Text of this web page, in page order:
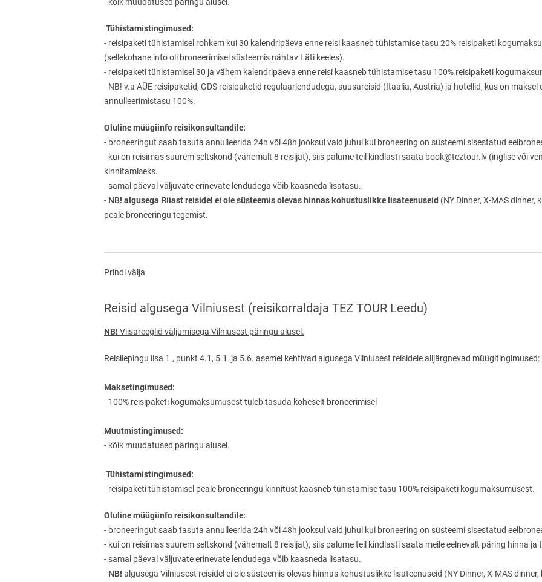
Tühistamistingimused:
- reisipaketi tühistamisel rohkem kui 30 kalendripäeva enne reisi kaasneb tühistamise tasu 20% reisipaketi
(sellekohane info oli broneerimisel süsteemis nähtav Läti keeles).
- reisipaketi tühistamisel 30 ja vähem kalendripäeva enne reisi kaasneb tühistamise tasu 100% reisipaketi
- NB! v.a AÜE reisipaketid, GDS reisipaketid regulaarlendudega, suusareisid (Itaalia, Austria) ja hotellid, kus on
annulleerimistasu 100%.
Oluline müügiinfo reisikonsultandile:
- broneeringut saab tasuta annulleerida 24h või 48h jooksul vaid juhul kui broneering on süsteemi sisestatud
- kui on reisimas suurem seltskond (vähemalt 8 reisijat), siis palume teil kindlasti saata book@teztour.lv (inglise või
kinnitamiseks.
- samal päeval väljuvate erinevate lendudega võib kaasneda lisatasu.
- NB! algusega Riiast reisidel ei ole süsteemis olevas hinnas kohustuslikke lisateenuseid (NY Dinner, X-MAS
peale broneeringu tegemist.
Prindi välja
Reisid algusega Vilniusest (reisikorraldaja TEZ TOUR Leedu)
NB! Viisareeglid väljumisega Vilniusest päringu alusel.
Reisilepingu lisa 1., punkt 4.1, 5.1 ja 5.6. asemel kehtivad algusega Vilniusest reisidele alljärgnevad müügitingimused:
Maksetingimused:
- 100% reisipaketi kogumaksumusest tuleb tasuda koheselt broneerimisel
Muutmistingimused:
- kõik muudatused päringu alusel.
Tühistamistingimused:
- reisipaketi tühistamisel peale broneeringu kinnitust kaasneb tühistamise tasu 100% reisipaketi kogumaksumusest.
Oluline müügiinfo reisikonsultandile:
- broneeringut saab tasuta annulleerida 24h või 48h jooksul vaid juhul kui broneering on süsteemi sisestatud
- kui on reisimas suurem seltskond (vähemalt 8 reisijat), siis palume teil kindlasti saata meile eelnevalt päring hinna ja
- samal päeval väljuvate erinevate lendudega võib kaasneda lisatasu.
- NB! algusega Vilniusest reisidel ei ole süsteemis olevas hinnas kohustuslikke lisateenuseid (NY Dinner, X-MAS